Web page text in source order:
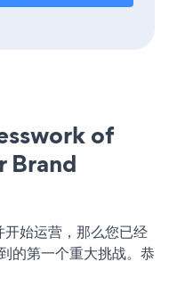
of
Brand
始运营，那么您已经
的第一个重大挑战。恭